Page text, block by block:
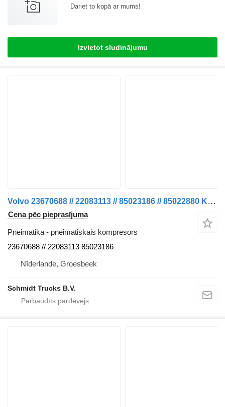
Dariet to kopā ar mums!
Izvietot sludinājumu
Volvo 23670688 // 22083113 // 85023186 // 85022880 KOMPRESORS FH 500 pneimatiskais kompresors paredzēts kravas automašīnas
Cena pēc pieprasījuma
Pneimatika - pneimatiskais kompresors
23670688 // 22083113 85023186
Nīderlande, Groesbeek
Schmidt Trucks B.V.